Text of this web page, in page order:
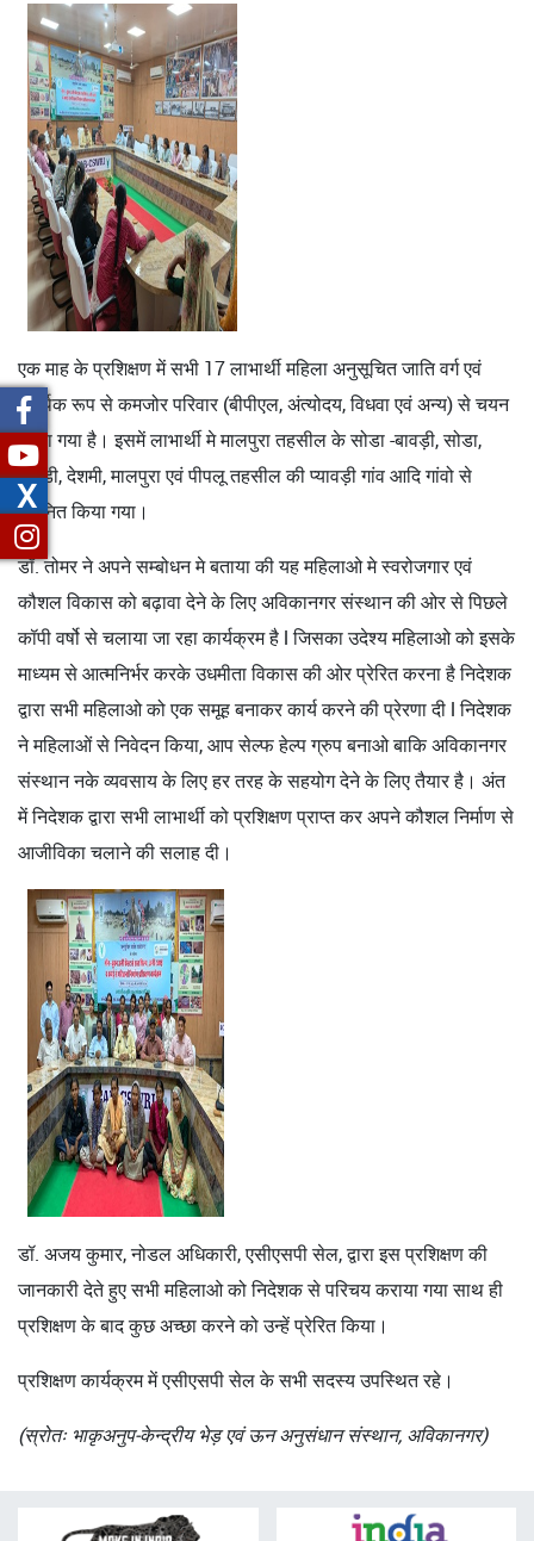
एक माह के प्रशिक्षण में सभी 17 लाभार्थी महिला अनुसूचित जाति वर्ग एवं
आर्थिक रूप से कमजोर परिवार (बीपीएल, अंत्योदय, विधवा एवं अन्य) से चयन
किया गया है। इसमें लाभार्थी मे मालपुरा तहसील के सोडा -बावड़ी, सोडा,
टोरडी, देशमी, मालपुरा एवं पीपलू तहसील की प्यावड़ी गांव आदि गांवो से
चयनित किया गया।
डॉ. तोमर ने अपने सम्बोधन मे बताया की यह महिलाओ मे स्वरोजगार एवं
कौशल विकास को बढ़ावा देने के लिए अविकानगर संस्थान की ओर से पिछले
कॉपी वर्षो से चलाया जा रहा कार्यक्रम है l जिसका उदेश्य महिलाओ को इसके
माध्यम से आत्मनिर्भर करके उधमीता विकास की ओर प्रेरित करना है निदेशक
द्वारा सभी महिलाओ को एक समूह बनाकर कार्य करने की प्रेरणा दी l निदेशक
ने महिलाओं से निवेदन किया, आप सेल्फ हेल्प ग्रुप बनाओ बाकि अविकानगर
संस्थान नके व्यवसाय के लिए हर तरह के सहयोग देने के लिए तैयार है। अंत
में निदेशक द्वारा सभी लाभार्थी को प्रशिक्षण प्राप्त कर अपने कौशल निर्माण से
आजीविका चलाने की सलाह दी।
डॉ. अजय कुमार, नोडल अधिकारी, एसीएसपी सेल, द्वारा इस प्रशिक्षण की
जानकारी देते हुए सभी महिलाओ को निदेशक से परिचय कराया गया साथ ही
प्रशिक्षण के बाद कुछ अच्छा करने को उन्हें प्रेरित किया।
प्रशिक्षण कार्यक्रम में एसीएसपी सेल के सभी सदस्य उपस्थित रहे।
(स्रोतः भाकृअनुप-केन्द्रीय भेड़ एवं ऊन अनुसंधान संस्थान, अविकानगर)
X